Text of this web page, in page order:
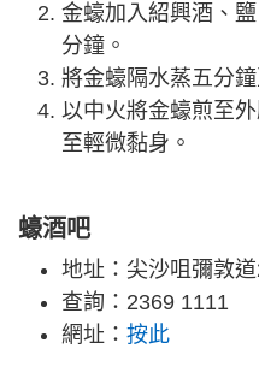
金蠔加入紹興酒、
分鐘。
將金蠔隔水蒸五分
以中火將金蠔煎至
至輕微黏身。
蠔酒吧
地址：尖沙咀彌敦
查詢：2369 1111
網址： 按此